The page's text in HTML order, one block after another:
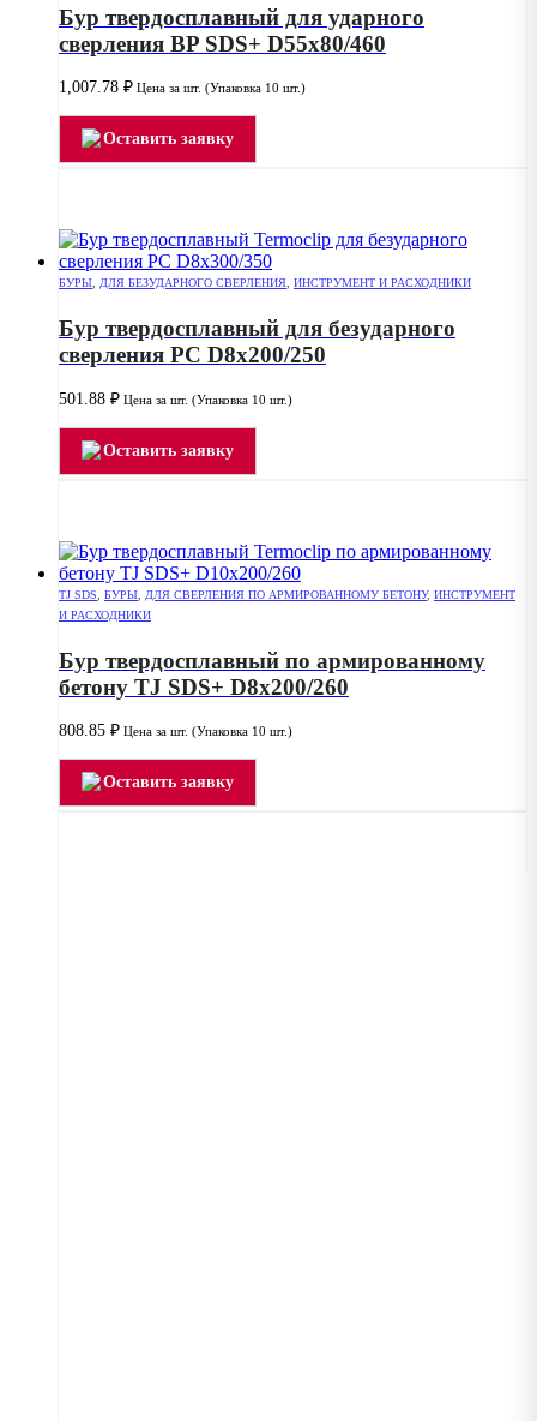
Бур твердосплавный для ударного
сверления BP SDS+ D55x80/460
1,007.78 ₽ Цена за шт. (Упаковка 10 шт.)
Оставить заявку
БУРЫ, ДЛЯ БЕЗУДАРНОГО СВЕРЛЕНИЯ, ИНСТРУМЕНТ И РАСХОДНИКИ
Бур твердосплавный для безударного
сверления PC D8x200/250
501.88 ₽ Цена за шт. (Упаковка 10 шт.)
Оставить заявку
TJ SDS БУРЫ ДЛЯ СВЕРЛЕНИЯ ПО АРМИРОВАННОМУ БЕТОНУ, ИНСТРУМЕНТ
И РАСХОДНИКИ
Бур твердосплавный по армированному
бетону TJ SDS+ D8x200/260
808.85 ₽ Цена за шт. (Упаковка 10 шт.)
Оставить заявку